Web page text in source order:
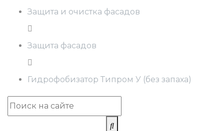
Защита и очистка фасадов
Защита фасадов
Гидрофобизатор Типром У (без запаха)